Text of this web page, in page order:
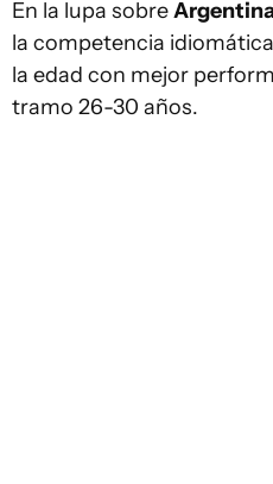
En la lupa sobre
la competencia
la edad con mejor
tramo 26-30 años.